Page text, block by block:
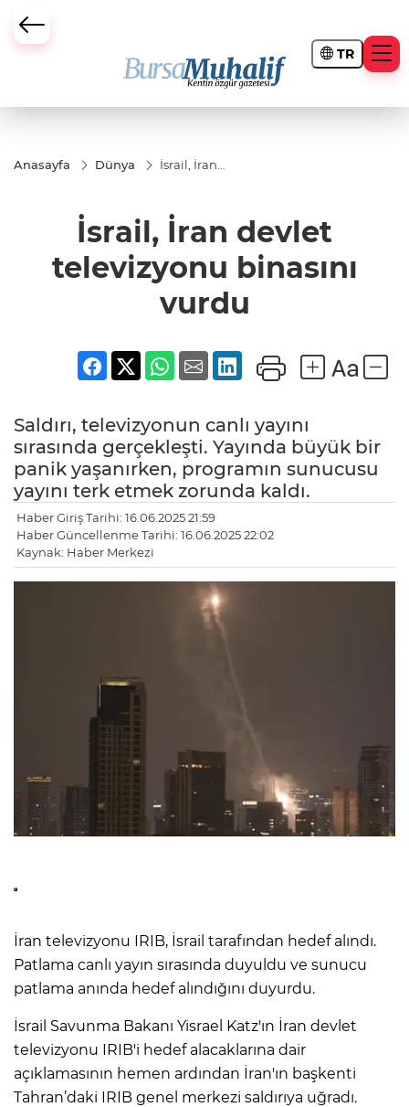
TR
Büyükşehir Darbesi
Anasayfa Dünya
İsrail, İran
vurdu
İsrail, İran devlet
televizyonu binasını
vurdu
Saldırı, televizyonun canlı yayını
sırasında gerçekleşti. Yayında büyük bir
panik yaşanırken, programın sunucusu
yayını terk etmek zorunda kaldı.
Haber Giriş Tarihi: 16.06.2025 21:59
Haber Güncellenme Tarihi: 16.06.2025 22:02
Kaynak: Haber Merkezi
İran televizyonu IRIB, İsrail tarafından hedef alındı.
Patlama canlı yayın sırasında duyuldu ve sunucu
patlama anında hedef alındığını duyurdu.
İsrail Savunma Bakanı Yisrael Katz'ın İran devlet
televizyonu IRIB'i hedef alacaklarına dair
açıklamasının hemen ardından İran'ın başkenti
Tahran’daki IRIB genel merkezi saldırıya uğradı.